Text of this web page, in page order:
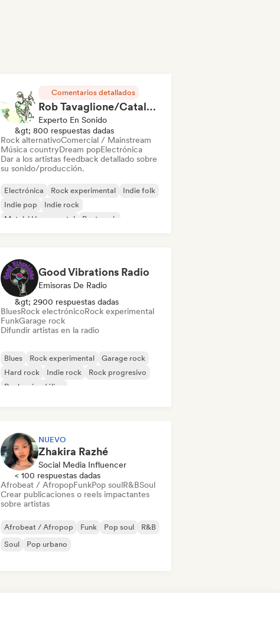
Comentarios detallados
Rob Tavaglione/Catalyst Recording
Experto En Sonido
&gt; 800 respuestas dadas
Rock alternativoComercial / Mainstream
Música countryDream popElectrónica
Dar a los artistas feedback detallado sobre
su sonido/producción.
Electrónica Rock experimental
Indie folk
Indie pop
Indie rock
Metal / Heavy metal
Post punk
Good Vibrations Radio
Emisoras De Radio
&gt; 2900 respuestas dadas
BluesRock electrónicoRock experimental
FunkGarage rock
Difundir artistas en la radio
Blues Rock experimental
Garage rock
Hard rock
Indie rock
Rock progresivo
Rock psicodélico
NUEVO
Zhakira Razhé
Social Media Influencer
< 100 respuestas dadas
Afrobeat / AfropopFunkPop soulR&BSoul
Crear publicaciones o reels impactantes
sobre artistas
Afrobeat / Afropop Funk Pop soul
R&B
Soul
Pop urbano